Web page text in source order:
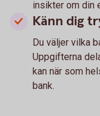
insikter om din
Känn dig
Du väljer vilka
Uppgifterna
kan när som
bank.